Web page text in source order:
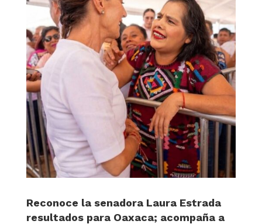
Reconoce la senadora Laura Estrada
resultados para Oaxaca; acompaña a